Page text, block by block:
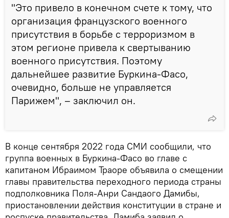
"Это привело в конечном счете к тому, что
организация французского военного
присутствия в борьбе с терроризмом в
этом регионе привела к свертыванию
военного присутствия. Поэтому
дальнейшее развитие Буркина-Фасо,
очевидно, больше не управляется
Парижем", – заключил он.
В конце сентября 2022 года СМИ сообщили, что
группа военных в Буркина-Фасо во главе с
капитаном Ибраимом Траоре объявила о смещении
главы правительства переходного периода страны
подполковника Поля-Анри Сандаого Дамибы,
приостановлении действия конституции в стране и